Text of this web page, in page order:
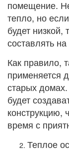
помещение.
тепло, но
будет низкой,
составлять
Как правило,
применяется
старых
будет
конструкцию,
время с
Теплое